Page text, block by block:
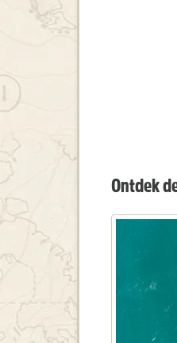
Ontdek